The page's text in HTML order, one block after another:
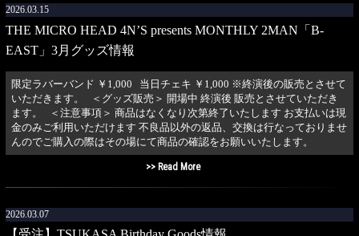
2026.03.15
THE MICRO HEAD 4N’S presents MONTHLY 2MAN「B-
EAST」3月グッズ情報
限定ラバーバンド ￥1,000 当日チェキ ￥1,000 ※終演後の販売とさせて
いただきます。 ＜グッズ販売＞ 開場中 終演後 販売とさせていただき
ます。 ＜注意事項＞ 商品はなくなり次第終了いたします お支払いは現
金のみご利用いただけます 不良品以外の返品、交換は行なっておりませ
んのでご購入の際はその場にて商品の確認をお願いいたします。
>> Read More
2026.03.07